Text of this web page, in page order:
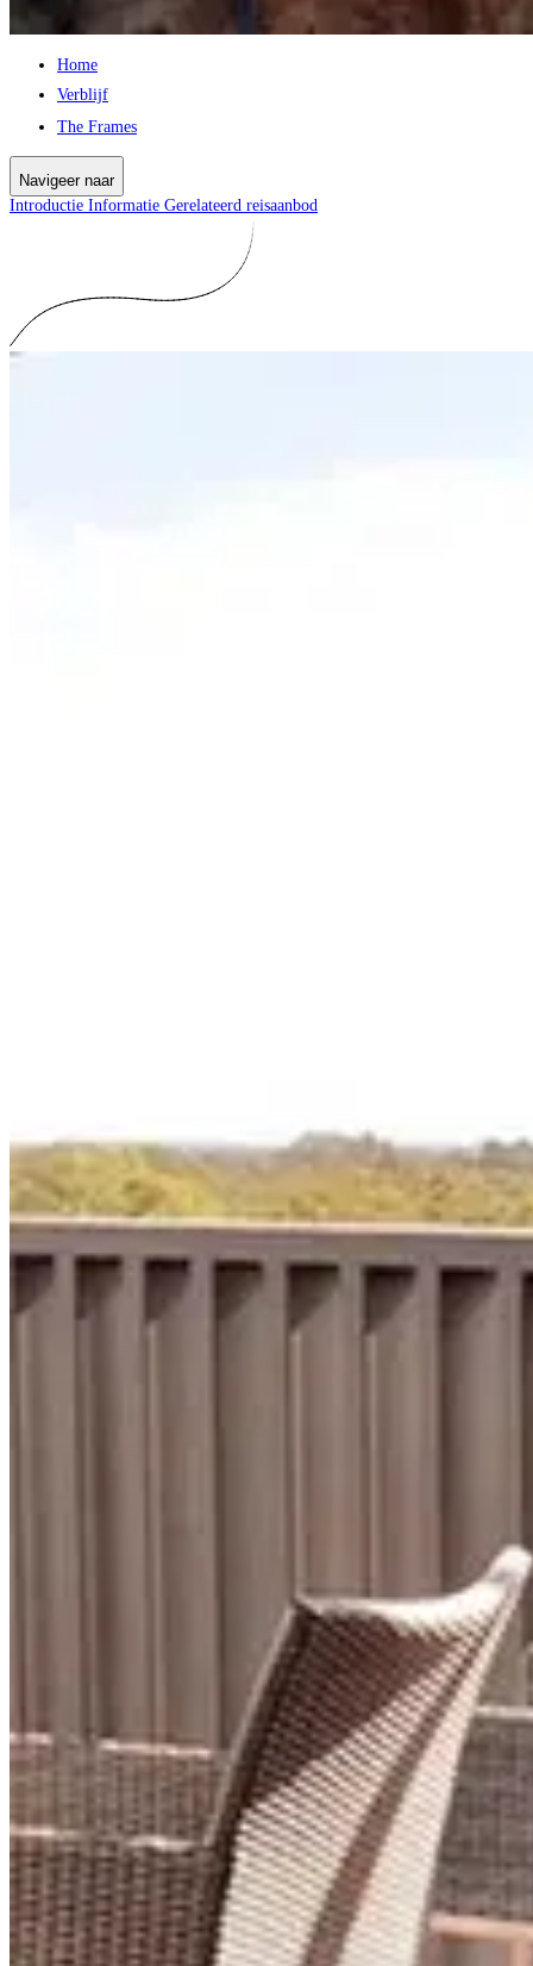
Home
Verblijf
The Frames
Navigeer naar
Introductie Informatie Gerelateerd reisaanbod